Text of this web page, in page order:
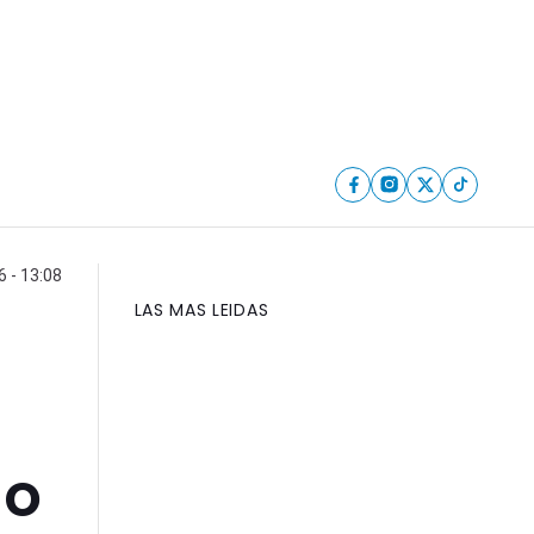
- 13:08
LAS MAS LEIDAS